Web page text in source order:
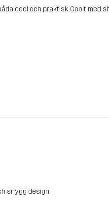
cool och praktisk. Coolt med
snygg design